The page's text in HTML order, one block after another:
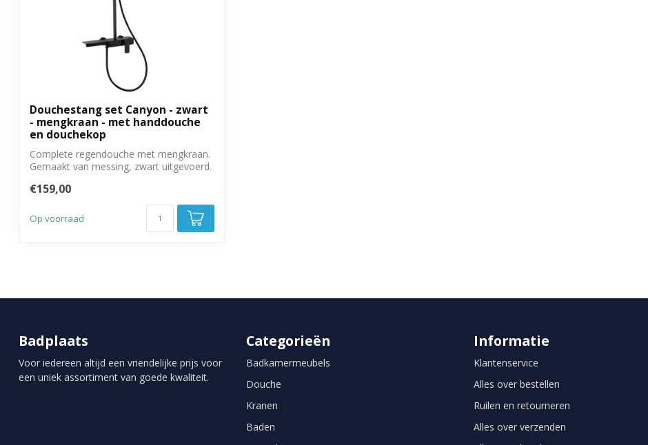
Douchestang set Canyon - zwart
- mengkraan - met handdouche
en douchekop
Complete regendouche met mengkraan.
Gemaakt van messing, zwart uitgevoerd.
€159,00
Op voorraad
Badplaats
Voor iedereen altijd een vriendelijke prijs voor
een uniek assortiment van goede kwaliteit.
Categorieën
Badkamermeubels
Douche
Kranen
Baden
Informatie
Klantenservice
Alles over bestellen
Ruilen en retourneren
Alles over verzenden